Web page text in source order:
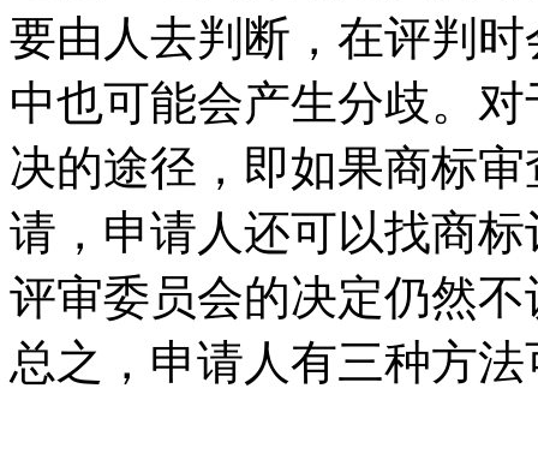
要由人去判断，在评判
中也可能会产生分歧。
决的途径，即如果商标
请，申请人还可以找商
评审委员会的决定仍然
总之，申请人有三种方